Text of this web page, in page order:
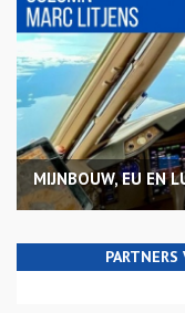
MIJNBOUW, EU EN